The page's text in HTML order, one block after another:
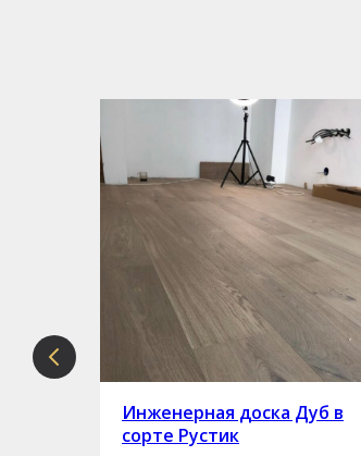
Инженерная доска Дуб в
сорте Рустик